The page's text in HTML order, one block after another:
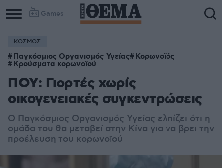
Games
ΚΟΣΜΟΣ
Παγκόσμιος Οργανισμός Υγείας Κορωνοϊός
Κρούσματα κορωνοϊού
ΠΟΥ: Γιορτές χωρίς
οικογενειακές συγκεντρώσεις
Ο Παγκόσμιος Οργανισμός Υγείας ελπίζει ότι η
ομάδα του θα μεταβεί στην Κίνα για να βρει την
προέλευση του κορωνοϊού